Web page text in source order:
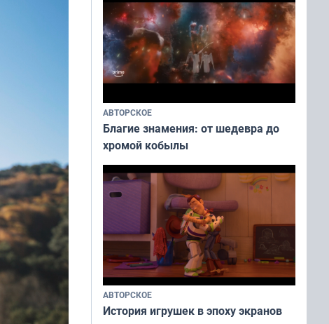
АВТОРСКОЕ
Благие знамения: от шедевра до
хромой кобылы
АВТОРСКОЕ
История игрушек в эпоху экранов